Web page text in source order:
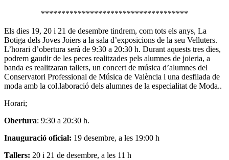
************************************
Els dies 19, 20 i 21 de desembre tindrem, com tots els anys, La
Botiga dels Joves Joiers a la sala d’exposicions de la seu Velluters.
L’horari d’obertura serà de 9:30 a 20:30 h. Durant aquests tres dies,
podrem gaudir de les peces realitzades pels alumnes de joieria, a
banda es realitzaran tallers, un concert de música d’alumnes del
Conservatori Professional de Música de València i una desfilada de
moda amb la col.laboració dels alumnes de la especialitat de Moda..
Horari;
Obertura: 9:30 a 20:30 h.
Inauguració oficial: 19 desembre, a les 19:00 h
Tallers: 20 i 21 de desembre, a les 11 h